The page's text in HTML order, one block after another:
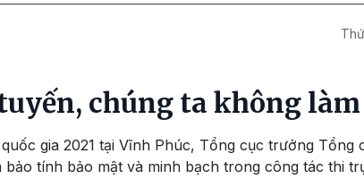
chúng ta không làm
gia 2021 tại Vĩnh Phúc, Tổng cục trưởng Tổng
tính bảo mật và minh bạch trong công tác thi